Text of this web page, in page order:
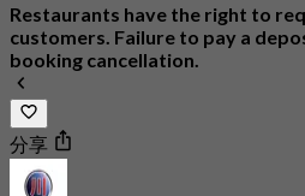
Restaurants have the right to
customers. Failure to pay a
booking cancellation.
分享